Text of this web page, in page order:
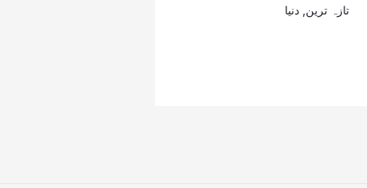
تازہ ترین دنیا